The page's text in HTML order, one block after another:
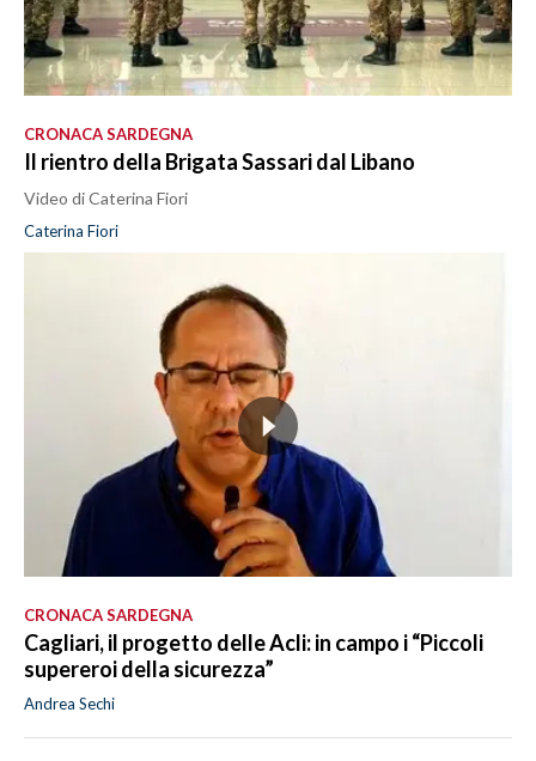
CRONACA SARDEGNA
Il rientro della Brigata Sassari dal Libano
Video di Caterina Fiori
Caterina Fiori
CRONACA SARDEGNA
Cagliari, il progetto delle Acli: in campo i “Piccoli
supereroi della sicurezza”
Andrea Sechi